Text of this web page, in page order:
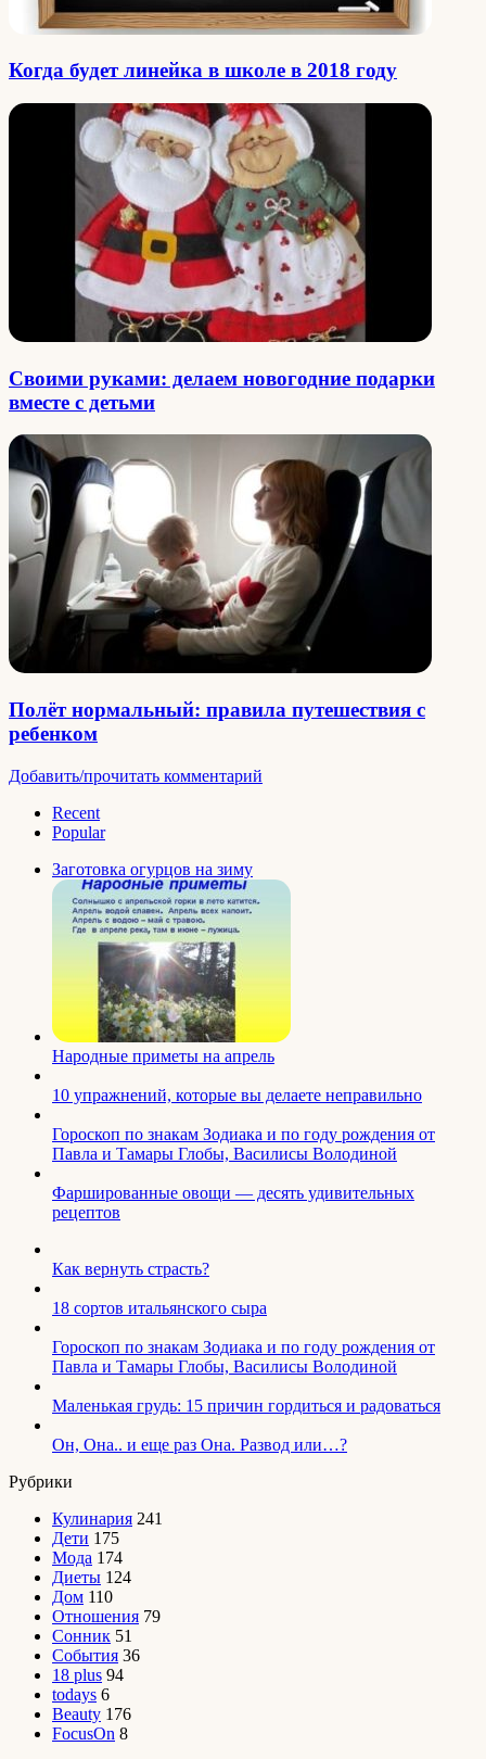
Когда будет линейка в школе в 2018 году
Своими руками: делаем новогодние подарки
вместе с детьми
Полёт нормальный: правила путешествия с
ребенком
Добавить/прочитать комментарий
Recent
Popular
Заготовка огурцов на зиму
Народные приметы на апрель
10 упражнений, которые вы делаете неправильно
Гороскоп по знакам Зодиака и по году рождения от
Павла и Тамары Глобы, Василисы Володиной
Фаршированные овощи — десять удивительных
рецептов
Как вернуть страсть?
18 сортов итальянского сыра
Гороскоп по знакам Зодиака и по году рождения от
Павла и Тамары Глобы, Василисы Володиной
Маленькая грудь: 15 причин гордиться и радоваться
Он, Она.. и еще раз Она. Развод или…?
Рубрики
Кулинария 241
Дети 175
Мода 174
Диеты 124
Дом 110
Отношения 79
Сонник 51
События 36
18 plus 94
todays 6
Beauty 176
FocusOn 8